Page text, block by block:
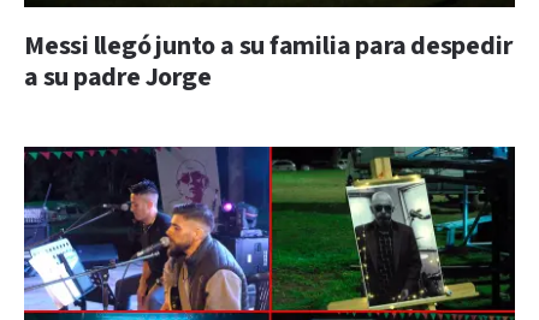
Messi llegó junto a su familia para despedir
a su padre Jorge